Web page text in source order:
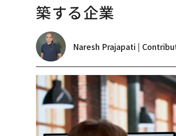
築する企業
Naresh Prajapati |